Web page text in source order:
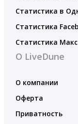
Статистика в
Статистика
Статистика Макс
О LiveDune
О компании
Оферта
Приватность